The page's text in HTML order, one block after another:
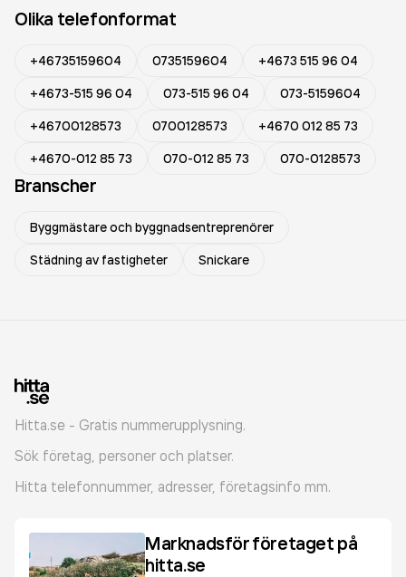
Olika telefonformat
+46735159604 0735159604
+4673 515 96 04
+4673-515 96 04
073-515 96 04
073-5159604
+46700128573
0700128573
+4670 012 85 73
+4670-012 85 73
070-012 85 73 070-0128573
Branscher
Byggmästare och byggnadsentreprenörer
Städning av fastigheter
Snickare
Hitta.se - Gratis nummerupplysning.
Sök företag, personer och platser.
Hitta telefonnummer, adresser, företagsinfo mm.
Marknadsför företaget på
hitta.se